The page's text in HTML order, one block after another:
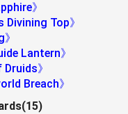
》
Divining Top》
Lantern》
Druids》
Breach》